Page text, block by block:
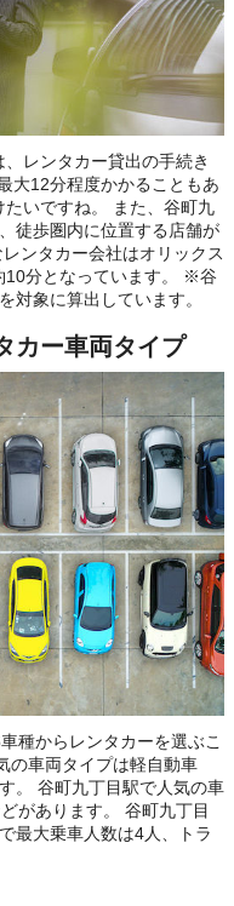
レンタカー貸出の手続き
大12分程度かかることもあ
いですね。 また、谷町九
徒歩圏内に位置する店舗が
ンタカー会社はオリックス
10分となっています。 ※谷
対象に算出しています。
カー車両タイプ
種からレンタカーを選ぶこ
の車両タイプは軽自動車
。 谷町九丁目駅で人気の車
があります。 谷町九丁目
最大乗車人数は4人、トラ